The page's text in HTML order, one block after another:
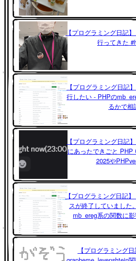
【プログラミング日記
行ってきた
【プログラミング日記
行したい - PHPの
るかで相
【プログラミング日記
にあったできごと PHP
2025や
【プログラミング日記
スが終了していました
mb_ereg系の関数に影
【プログラミング